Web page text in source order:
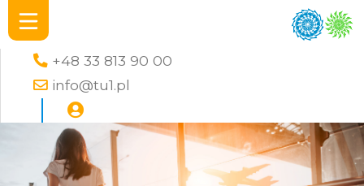
+48 33 813 90 00
info@tu1.pl